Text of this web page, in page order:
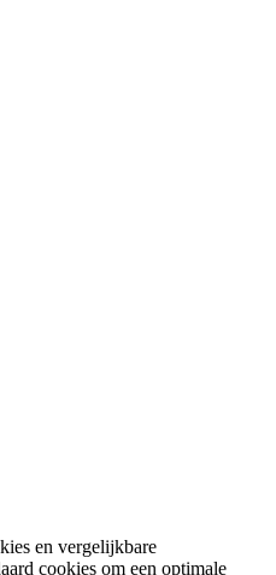
en vergelijkbare
cookies om een optimale